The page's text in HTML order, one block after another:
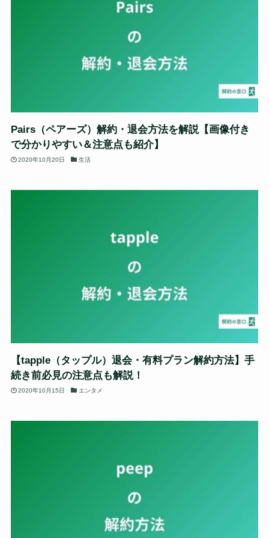
Pairs（ペアーズ）解約・退会方法を解説【画像付き
で分かりやすい＆注意点も紹介】
2020年10月20日 生活
【tapple（タップル）退会・有料プラン解約方法】手
続き前必見の注意点も解説！
2020年10月15日 エンタメ